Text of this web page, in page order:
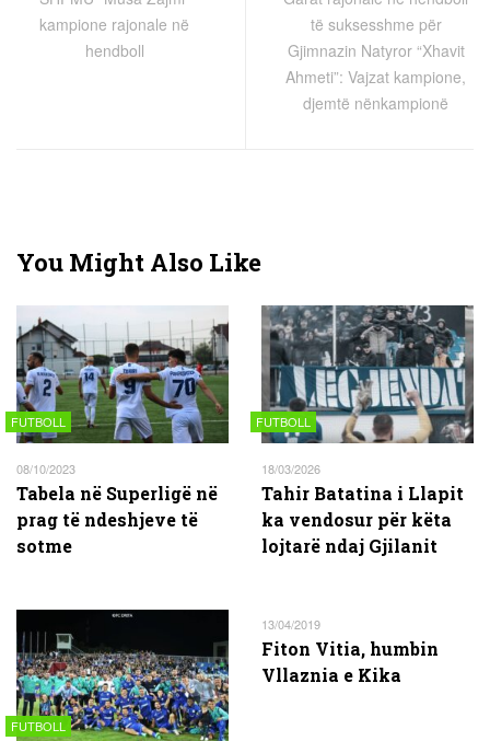
kampione rajonale në
hendboll
të suksesshme për
Gjimnazin Natyror “Xhavit
Ahmeti”: Vajzat kampione,
djemtë nënkampionë
You Might Also Like
FUTBOLL
08/10/2023
Tabela në Superligë në
prag të ndeshjeve të
sotme
FUTBOLL
18/03/2026
Tahir Batatina i Llapit
ka vendosur për këta
lojtarë ndaj Gjilanit
FUTBOLL
13/04/2019
Fiton Vitia, humbin
Vllaznia e Kika